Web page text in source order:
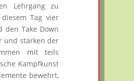
Lehrgang zu
Tag vier
den Take Down
und stärken der
mit teils
Kampfkunst
bewehrt,